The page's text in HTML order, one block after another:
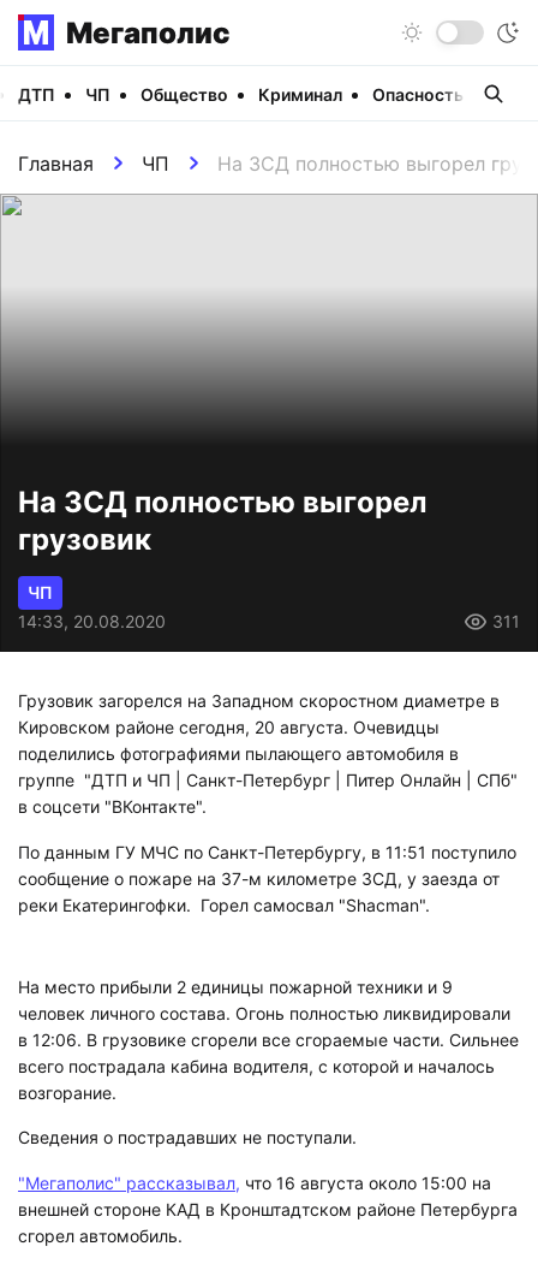
Мегаполис
ДТП ЧП Общество Криминал Опасность
Главная ЧП На ЗСД полностью выгорел
На ЗСД полностью выгорел
грузовик
ЧП
14:33, 20.08.2020
311
Грузовик загорелся на Западном скоростном диаметре в
Кировском районе сегодня, 20 августа. Очевидцы
поделились фотографиями пылающего автомобиля в
группе "ДТП и ЧП | Санкт-Петербург | Питер Онлайн | СПб"
в соцсети "ВКонтакте".
По данным ГУ МЧС по Санкт-Петербургу, в 11:51 поступило
сообщение о пожаре на 37-м километре ЗСД, у заезда от
реки Екатерингофки. Горел самосвал "Shacman".
На место прибыли 2 единицы пожарной техники и 9
человек личного состава. Огонь полностью ликвидировали
в 12:06. В грузовике сгорели все сгораемые части. Сильнее
всего пострадала кабина водителя, с которой и началось
возгорание.
Сведения о пострадавших не поступали.
"Мегаполис" рассказывал, что 16 августа около 15:00 на
внешней стороне КАД в Кронштадтском районе Петербурга
сгорел автомобиль.